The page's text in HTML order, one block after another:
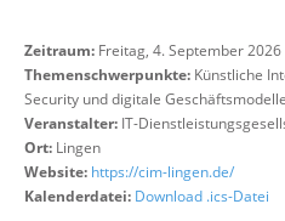
Zeitraum: Freitag, 4. September 2026
Themenschwerpunkte: Künstliche
Security und digitale Geschäftsmodelle
Veranstalter: IT-
Ort: Lingen
Website: https://cim-lingen.de/
Kalenderdatei: Download .ics-Datei